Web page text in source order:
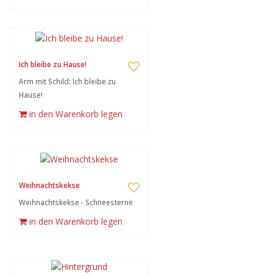
Ich bleibe zu Hause!
Arm mit Schild: Ich bleibe zu
Hause!
in den Warenkorb legen
Weihnachtskekse
Weihnachtskekse - Schneesterne
in den Warenkorb legen